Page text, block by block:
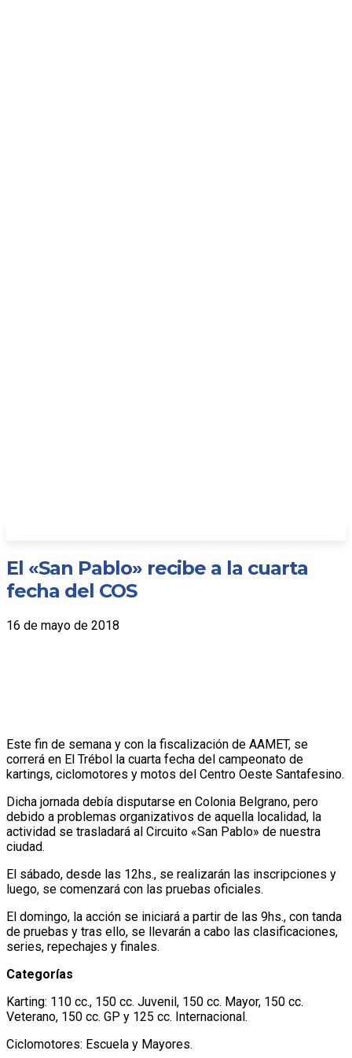
El «San Pablo» recibe a la cuarta
fecha del COS
16 de mayo de 2018
Este fin de semana y con la fiscalización de AAMET, se
correrá en El Trébol la cuarta fecha del campeonato de
kartings, ciclomotores y motos del Centro Oeste Santafesino.
Dicha jornada debía disputarse en Colonia Belgrano, pero
debido a problemas organizativos de aquella localidad, la
actividad se trasladará al Circuito «San Pablo» de nuestra
ciudad.
El sábado, desde las 12hs., se realizarán las inscripciones y
luego, se comenzará con las pruebas oficiales.
El domingo, la acción se iniciará a partir de las 9hs., con tanda
de pruebas y tras ello, se llevarán a cabo las clasificaciones,
series, repechajes y finales.
Categorías
Karting: 110 cc., 150 cc. Juvenil, 150 cc. Mayor, 150 cc.
Veterano, 150 cc. GP y 125 cc. Internacional.
Ciclomotores: Escuela y Mayores.